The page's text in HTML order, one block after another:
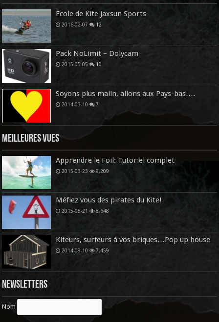
Ecole de Kite Jaxsun Sports
2016-02-07 12
Pack NoLimit – Dolycam
2015-05-05 10
Soyons plus malin, allons aux Pays-bas….
2014-03-10 7
Meilleures vues
Apprendre le Foil: Tutoriel complet
2015-03-23 9,209
Méfiez vous des pirates du Kite!
2015-05-21 8,648
Kiteurs, surfeurs à vos briques…Pop up house
2014-09-10 7,459
Newsletters
Nom